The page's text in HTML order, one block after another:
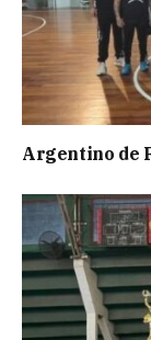
Argentino de